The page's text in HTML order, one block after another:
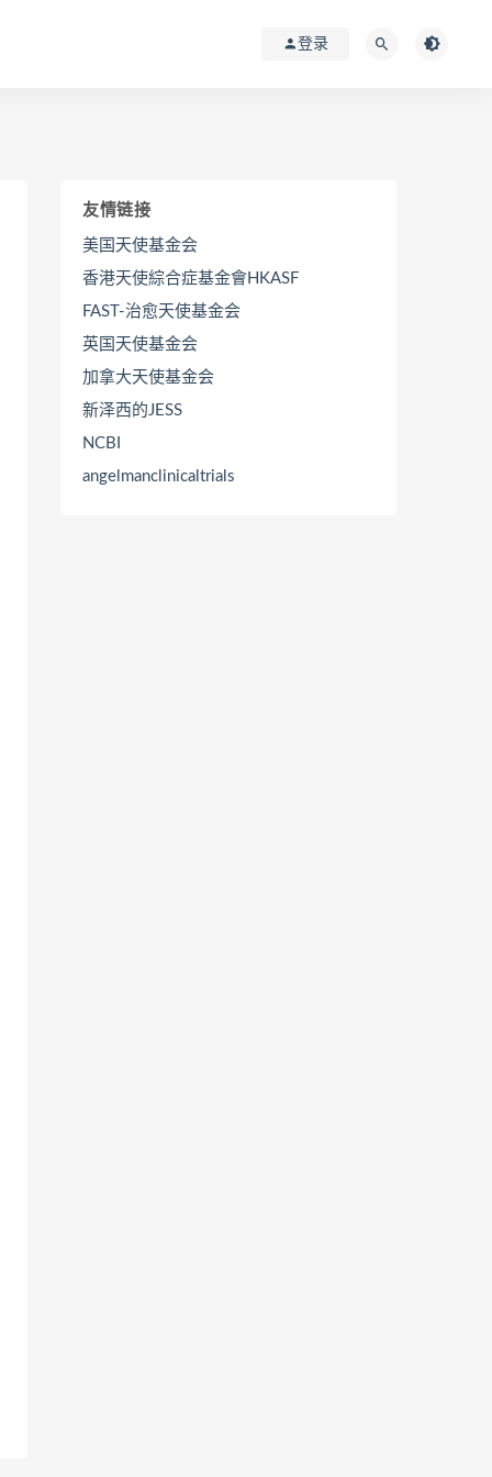
登录
友情链接
美国天使基金会
香港天使綜合症基金會HKASF
FAST-治愈天使基金会
英国天使基金会
加拿大天使基金会
新泽西的JESS
NCBI
angelmanclinicaltrials